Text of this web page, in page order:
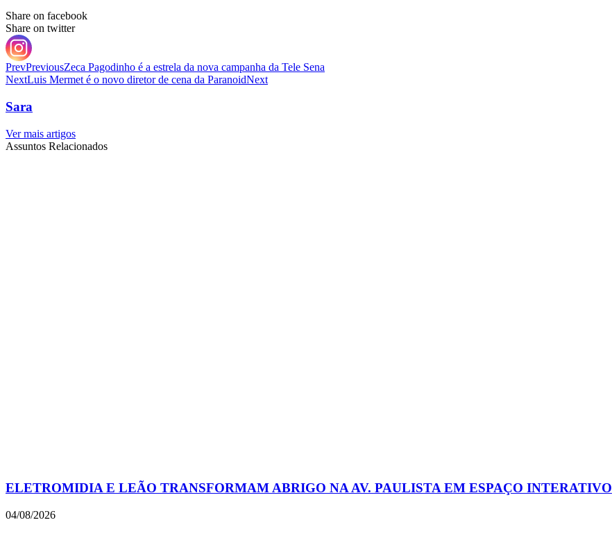
Share on facebook
Share on twitter
PrevPreviousZeca Pagodinho é a estrela da nova campanha da Tele Sena
NextLuis Mermet é o novo diretor de cena da ParanoidNext
Sara
Ver mais artigos
Assuntos Relacionados
ELETROMIDIA E LEÃO TRANSFORMAM ABRIGO NA AV. PAULISTA EM ESPAÇO INTERATIVO
04/08/2026